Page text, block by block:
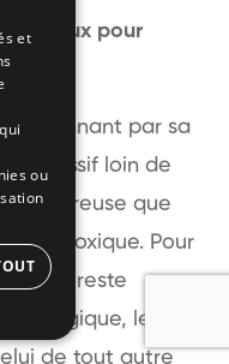
pour
par sa
agressif loin de
que
plus toxique. Pour
elle reste
allergique, le
de tout autre
et
ou